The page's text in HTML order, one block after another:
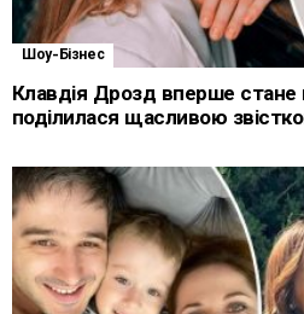
Шоу-Бізнес
Клавдія Дрозд вперше
поділилася щасливою